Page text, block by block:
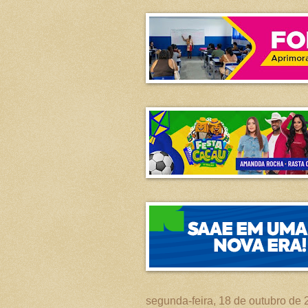
segunda-feira, 18 de outubro de